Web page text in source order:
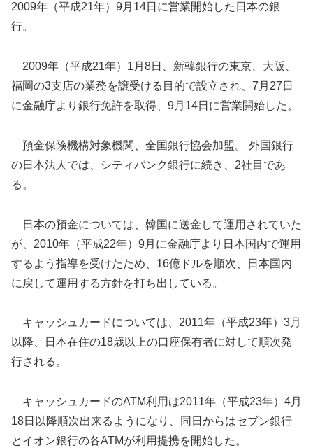
2009年（平成21年）9月14日に営業開始した日本の銀
行。
2009年（平成21年）1月8日、新韓銀行の東京、大阪、
福岡の3支店の業務を譲受ける目的で設立され、7月27日
に金融庁より銀行免許を取得、9月14日に営業開始した。
預金保険機構対象機関、全国銀行協会加盟。 外国銀行
の日本法人では、シティバンク銀行に続き、2社目であ
る。
日本の預金については、韓国に送金して運用されていた
が、2010年（平成22年）9月に金融庁より日本国内で運用
するよう指導を受けたため、16億ドルを順次、日本国内
に戻して運用する方針を打ち出している。
キャッシュカードについては、2011年（平成23年）3月
以降、日本在住の18歳以上の口座保有者に対して順次発
行される。
キャッシュカードのATM利用は2011年（平成23年）4月
18日以降順次出来るようになり、同日からはセブン銀行
とイオン銀行の各ATMが利用提携を開始した。